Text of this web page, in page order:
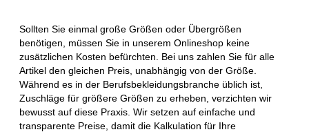
Sollten Sie einmal große Größen oder Übergrößen
benötigen, müssen Sie in unserem Onlineshop keine
zusätzlichen Kosten befürchten. Bei uns zahlen Sie für alle
Artikel den gleichen Preis, unabhängig von der Größe.
Während es in der Berufsbekleidungsbranche üblich ist,
Zuschläge für größere Größen zu erheben, verzichten wir
bewusst auf diese Praxis. Wir setzen auf einfache und
transparente Preise, damit die Kalkulation für Ihre